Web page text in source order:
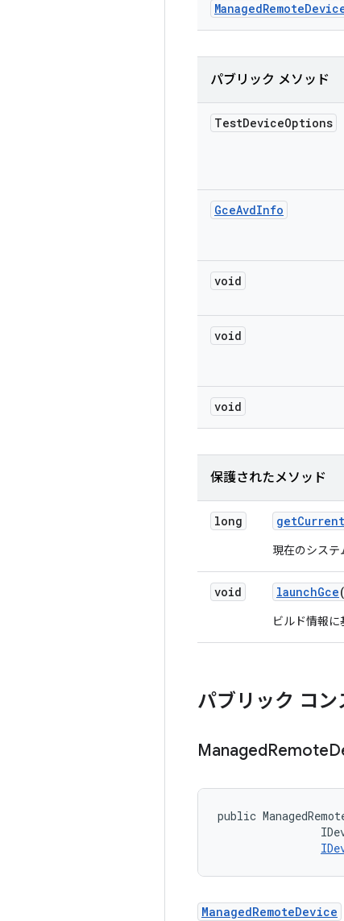
パブリック メソッド
TestDeviceOptions
GceAvdInfo
void
void
void
保護されたメソッド
long getCurrent
現在のシステ
void launchGce
ビルド情報に
パブリック コン
ManagedRemote
public
ManagedRemoteDevice